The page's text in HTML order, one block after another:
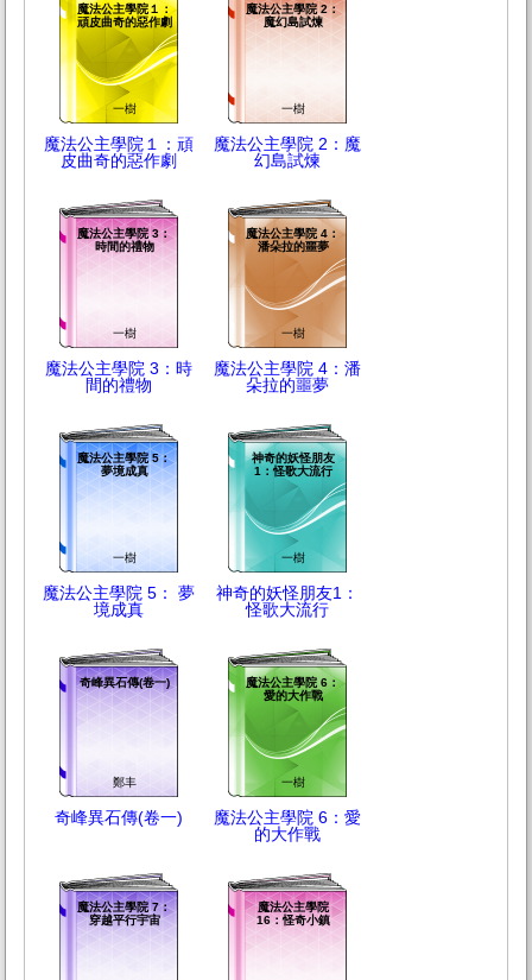
魔法公主學院１：
頑皮曲奇的惡作劇
一樹
魔法公主學院１：頑
皮曲奇的惡作劇
魔法公主學院 2：
魔幻島試煉
一樹
魔法公主學院 2：魔
幻島試煉
魔法公主學院 3：
時間的禮物
一樹
魔法公主學院 3：時
間的禮物
魔法公主學院 4：
潘朵拉的噩夢
一樹
魔法公主學院 4：潘
朵拉的噩夢
魔法公主學院 5：
夢境成真
一樹
魔法公主學院 5： 夢
境成真
神奇的妖怪朋友
1：怪歌大流行
一樹
神奇的妖怪朋友1：
怪歌大流行
奇峰異石傳(卷一)
鄭丰
奇峰異石傳(卷一)
魔法公主學院 6：
愛的大作戰
一樹
魔法公主學院 6：愛
的大作戰
魔法公主學院 7：
穿越平行宇宙
魔法公主學院
16：怪奇小鎮